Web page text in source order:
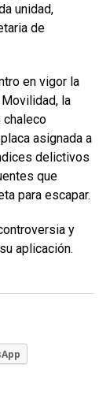
unidad,
de
en vigor la
la
chaleco
asignada a
delictivos
que
para escapar.
y
aplicación.